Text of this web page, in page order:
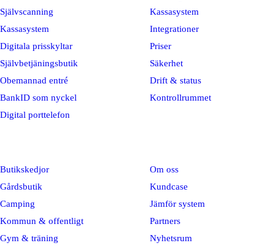
Självscanning
Kassasystem
Digitala prisskyltar
Självbetjäningsbutik
Obemannad entré
BankID som nyckel
Digital porttelefon
Kassasystem
Integrationer
Priser
Säkerhet
Drift & status
Kontrollrummet
Butikskedjor
Gårdsbutik
Camping
Kommun & offentligt
Gym & träning
Om oss
Kundcase
Jämför system
Partners
Nyhetsrum